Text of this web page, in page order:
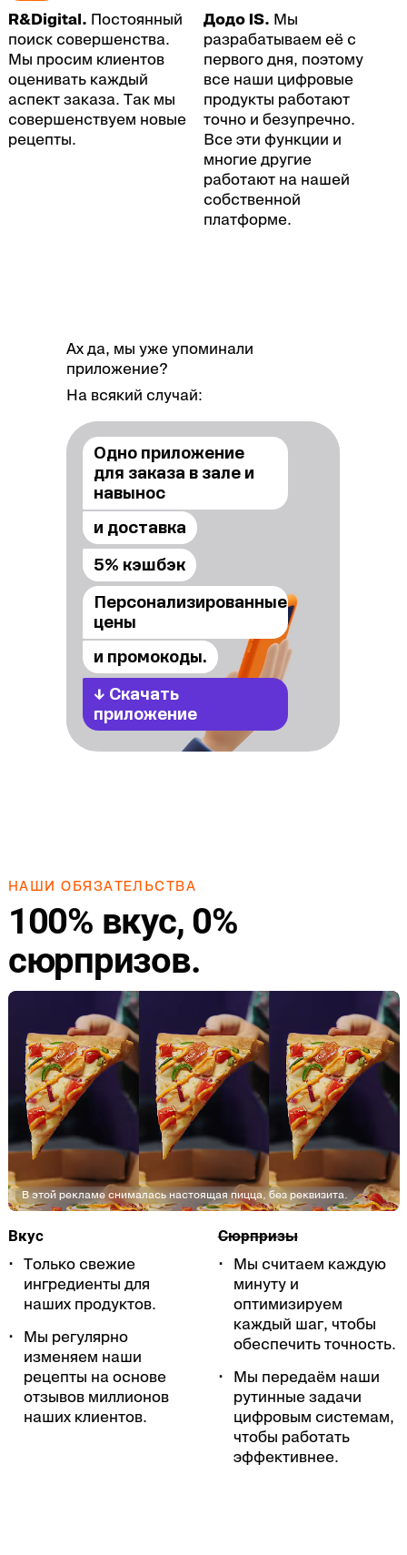
R&Digital. Постоянный
поиск совершенства.
Мы просим клиентов
оценивать каждый
аспект заказа. Так мы
совершенствуем новые
рецепты.
Додо IS. Мы
разрабатываем её с
первого дня, поэтому
все наши цифровые
продукты работают
точно и безупречно.
Все эти функции и
многие другие
работают на нашей
собственной
платформе.
Ах да, мы уже упоминали
приложение?
На всякий случай:
Одно приложение
для заказа в зале и
навынос
и доставка
5% кэшбэк
Персонализированные
цены
и промокоды.
↓ Скачать
приложение
НАШИ ОБЯЗАТЕЛЬСТВА
100% вкус, 0%
сюрпризов.
В этой рекламе снималась настоящая пицца, без реквизита.
Вкус
Только свежие
ингредиенты для
наших продуктов.
Мы регулярно
изменяем наши
рецепты на основе
отзывов миллионов
наших клиентов.
Сюрпризы
Мы считаем каждую
минуту и
оптимизируем
каждый шаг, чтобы
обеспечить точность.
Мы передаём наши
рутинные задачи
цифровым системам,
чтобы работать
эффективнее.